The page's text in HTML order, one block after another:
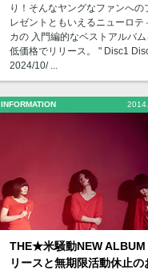
り！そんなヤングなファンへの
レゼントともいえるニューロテ
カの 入門編的なベストアルバ
低価格でリリース。 " Disc1
2024/10/ ...
INFORMATION
THE★米騒動NEW ALBUM
リースと無期限活動休止の